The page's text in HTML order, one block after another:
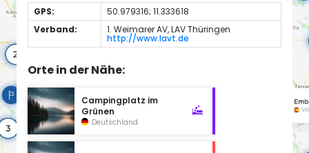
GPS:
50.979316; 11.333618
Verband:
1. Weimarer AV, LAV Thüringen
http://www.lavt.de
Orte in der Nähe:
Campingplatz im
Grünen
Deutschland